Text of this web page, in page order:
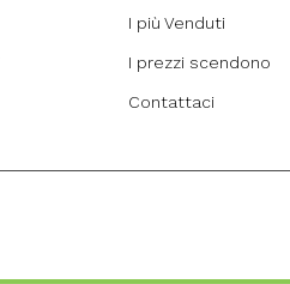
I più Venduti
I prezzi scendono
Contattaci